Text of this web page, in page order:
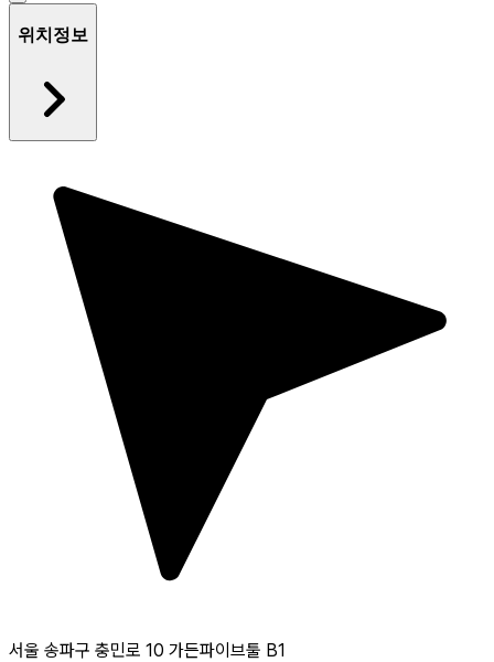
위치정보
서울 송파구 충민로 10 가든파이브툴 B1